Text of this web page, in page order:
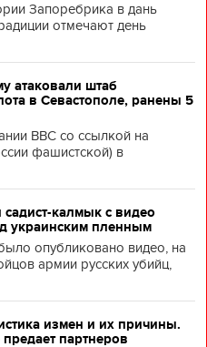
Запоребрика в дань
отмечают день
атаковали штаб
в Севастополе, ранены 5
BBC со ссылкой на
фашистской) в
калмык с видео
украинским пленным
опубликовано видео, на
армии русских убийц,
измен и их причины.
партнеров